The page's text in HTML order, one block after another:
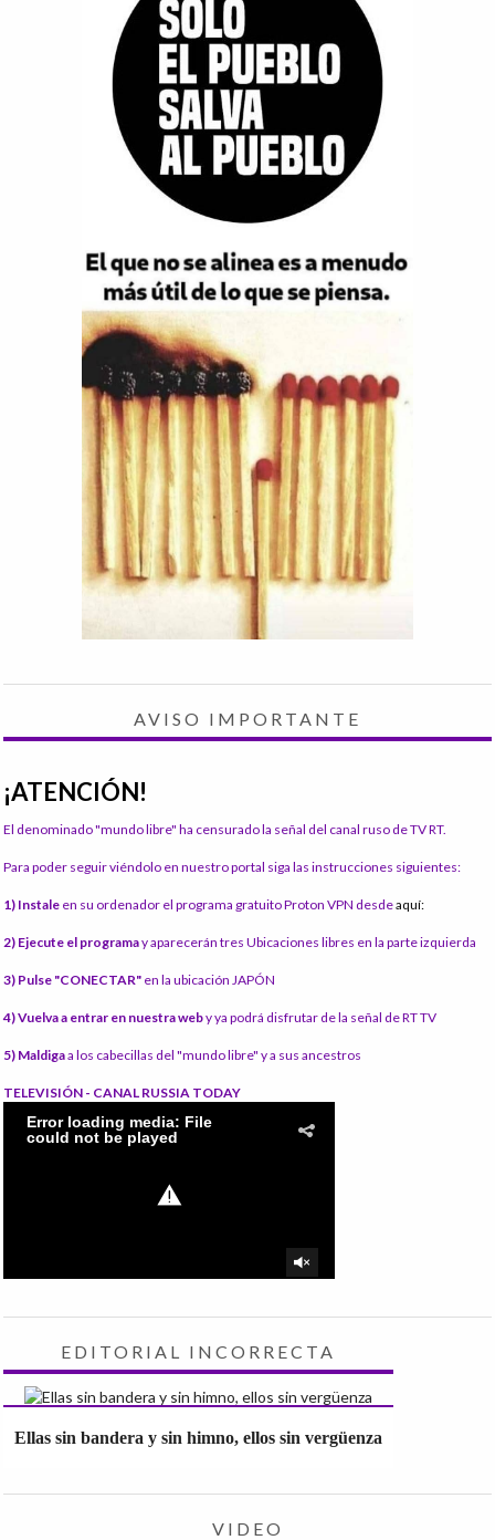
AVISO IMPORTANTE
¡ATENCIÓN!
El denominado "mundo libre" ha censurado la señal del canal ruso de TV RT.
Para poder seguir viéndolo en nuestro portal siga las instrucciones siguientes:
1) Instale en su ordenador el programa gratuito Proton VPN desdeaquí:
2) Ejecute el programay aparecerán tres Ubicaciones libres en la parte izquierda
3) Pulse "CONECTAR" en la ubicación JAPÓN
4) Vuelva a entrar en nuestra weby ya podrá disfrutar de la señal de RT TV
5) Maldigaa los cabecillas del "mundo libre" y a sus ancestros
TELEVISIÓN - CANAL RUSSIA TODAY
EDITORIAL INCORRECTA
Ellas sin bandera y sin himno, ellos sin vergüenza
VIDEO